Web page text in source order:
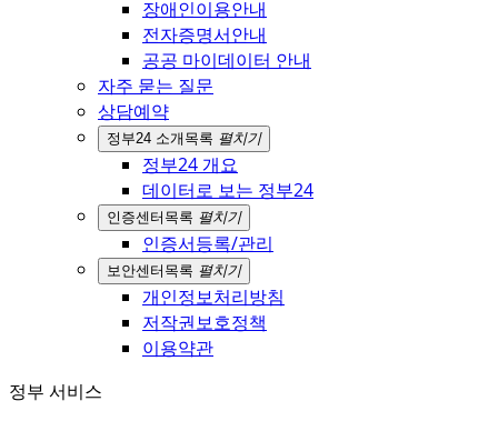
장애인이용안내
전자증명서안내
공공 마이데이터 안내
자주 묻는 질문
상담예약
정부24 소개 목록 펼치기
정부24 개요
데이터로 보는 정부24
인증센터 목록 펼치기
인증서등록/관리
보안센터 목록 펼치기
개인정보처리방침
저작권보호정책
이용약관
정부 서비스